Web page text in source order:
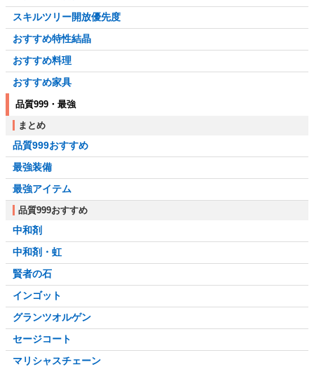
スキルツリー開放優先度
おすすめ特性結晶
おすすめ料理
おすすめ家具
品質999・最強
まとめ
品質999おすすめ
最強装備
最強アイテム
品質999おすすめ
中和剤
中和剤・虹
賢者の石
インゴット
グランツオルゲン
セージコート
マリシャスチェーン